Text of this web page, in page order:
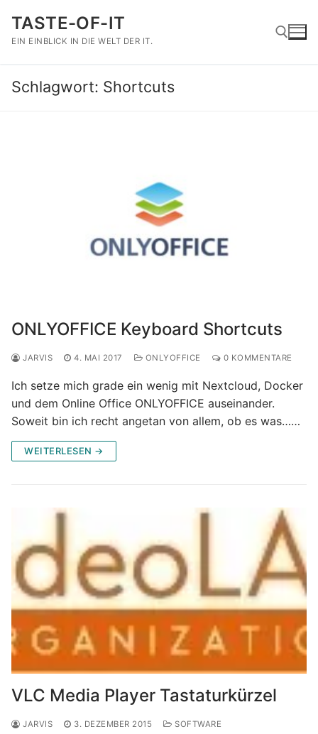
Inhalt
springen
TASTE-OF-IT
EIN EINBLICK IN DIE WELT DER IT.
Suchen nach:
Schlagwort: Shortcuts
ONLYOFFICE Keyboard Shortcuts
JARVIS 4. MAI 2017 ONLYOFFICE 0 KOMMENTARE
Ich setze mich grade ein wenig mit Nextcloud, Docker
und dem Online Office ONLYOFFICE auseinander.
Soweit bin ich recht angetan von allem, ob es was……
WEITERLESEN →
VLC Media Player Tastaturkürzel
JARVIS 3. DEZEMBER 2015
SOFTWARE